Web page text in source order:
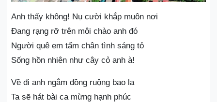
Anh thấy không! Nụ cười khắp muôn nơi
Đang rạng rỡ trên môi chào anh đó
Người quê em tấm chân tình sáng tỏ
Sống hồn nhiên như cây cỏ anh à!
Về đi anh ngắm đồng ruộng bao la
Ta sẽ hát bài ca mừng hạnh phúc